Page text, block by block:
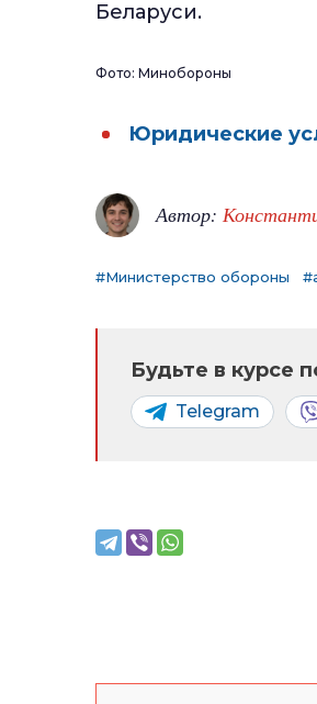
Беларуси.
Фото: Минобороны
Юридические
Автор:
#Министерство обороны
Будьте в курсе
Telegram